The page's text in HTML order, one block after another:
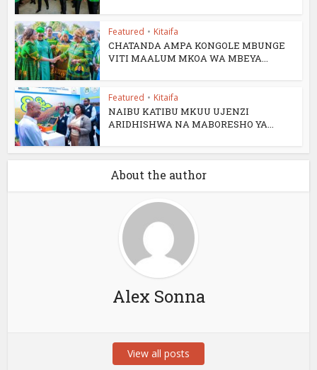
Featured • Kitaifa
CHATANDA AMPA KONGOLE MBUNGE
VITI MAALUM MKOA WA MBEYA...
Featured • Kitaifa
NAIBU KATIBU MKUU UJENZI
ARIDHISHWA NA MABORESHO YA...
About the author
Alex Sonna
View all posts